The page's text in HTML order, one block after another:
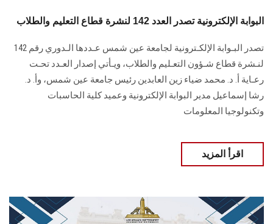
البوابة الإلكترونية تصدر العدد 142 لنشرة قطاع التعليم والطلاب
تصدر البـوابة الإلكـترونية لجامعة عين شمس عـددها الـدوري رقم 142
لنـشرة قطاع شـؤون التعـليم ‏والطلاب‎، ويـأتي إصدار العـدد تحـت
رعـاية أ. د. محمد ضياء زين العابدين رئيس جامعة عين شمس، وأ. د.
‏رشا إسماعيل مدير البوابة الإلكترونية وعميد كلية الحاسبات
وتكنولوجيا المعلومات
اقرأ المزيد